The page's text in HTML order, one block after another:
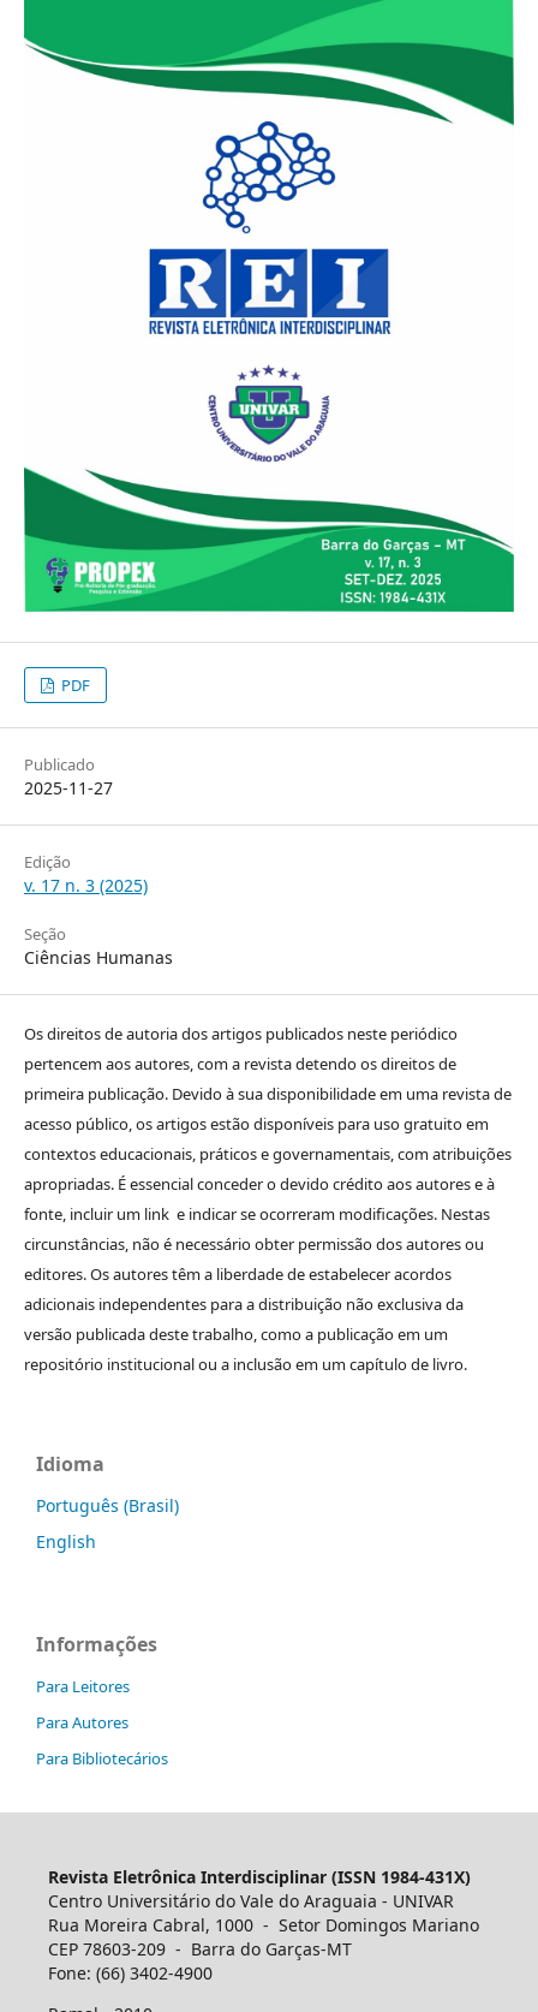
PDF
Publicado
2025-11-27
Edição
v. 17 n. 3 (2025)
Seção
Ciências Humanas
Os direitos de autoria dos artigos publicados neste periódico
pertencem aos autores, com a revista detendo os direitos de
primeira publicação. Devido à sua disponibilidade em uma revista de
acesso público, os artigos estão disponíveis para uso gratuito em
contextos educacionais, práticos e governamentais, com atribuições
apropriadas. É essencial conceder o devido crédito aos autores e à
fonte, incluir um link e indicar se ocorreram modificações. Nestas
circunstâncias, não é necessário obter permissão dos autores ou
editores. Os autores têm a liberdade de estabelecer acordos
adicionais independentes para a distribuição não exclusiva da
versão publicada deste trabalho, como a publicação em um
repositório institucional ou a inclusão em um capítulo de livro.
Idioma
Português (Brasil)
English
Informações
Para Leitores
Para Autores
Para Bibliotecários
Revista Eletrônica Interdisciplinar (ISSN 1984-431X)
Centro Universitário do Vale do Araguaia - UNIVAR
Rua Moreira Cabral, 1000 - Setor Domingos Mariano
CEP 78603-209 - Barra do Garças-MT
Fone: (66) 3402-4900